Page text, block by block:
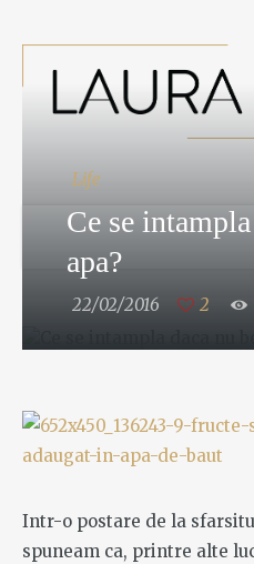
Life
Ce se
apa?
22/02/2016 2
Intr-o postare de la
spuneam ca, printre alte